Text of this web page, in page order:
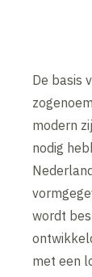
De basis
modern
nodig
wordt
met een